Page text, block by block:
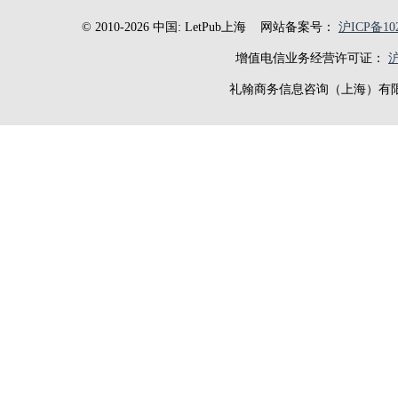
© 2010-2026 中国: LetPub上海网站备案号： 沪ICP备
增值电信业务经营许可证：
礼翰商务信息咨询（上海）